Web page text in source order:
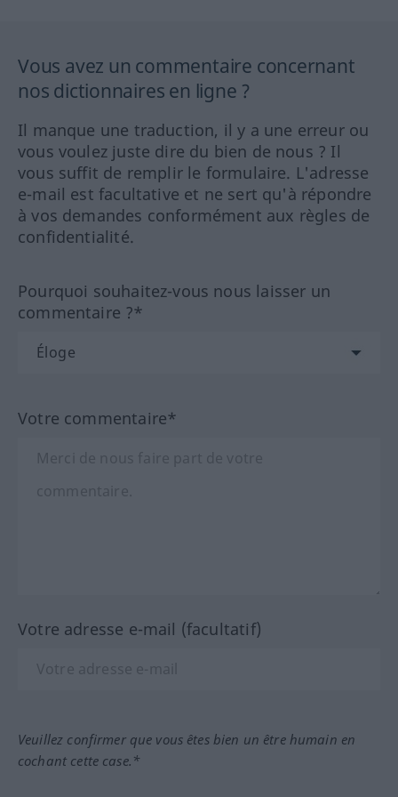
Vous avez un commentaire concernant
nos dictionnaires en ligne ?
Il manque une traduction, il y a une erreur ou
vous voulez juste dire du bien de nous ? Il
vous suffit de remplir le formulaire. L'adresse
e-mail est facultative et ne sert qu'à répondre
à vos demandes conformément aux règles de
confidentialité.
Pourquoi souhaitez-vous nous laisser un
commentaire ?*
Votre commentaire*
Votre adresse e-mail (facultatif)
Veuillez confirmer que vous êtes bien un être humain en
cochant cette case.*